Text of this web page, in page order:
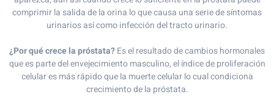
comprimir la salida de la orina lo que causa una serie de síntomas
urinarios así como infección del tracto urinario.
¿Por qué crece la próstata?Es el resultado de cambios hormonales
que es parte del envejecimiento masculino, el índice de proliferación
celular es más rápido que la muerte celular lo cual condiciona
crecimiento de la próstata.